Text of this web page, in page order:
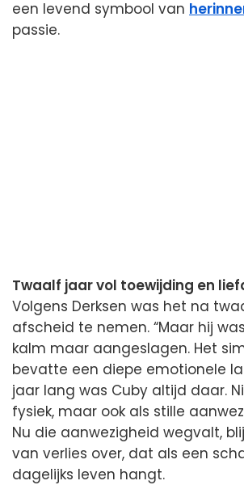
een levend symbool van
passie.
Twaalf jaar vol toewijding en
Volgens Derksen was het na
afscheid te nemen. “Maar hij was
kalm maar aangeslagen. Het
bevatte een diepe emotionele
jaar lang was Cuby altijd daar.
fysiek, maar ook als stille
Nu die aanwezigheid wegvalt,
van verlies over, dat als een
dagelijks leven hangt.